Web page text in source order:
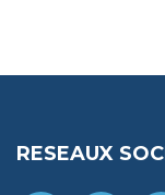
RESEAUX